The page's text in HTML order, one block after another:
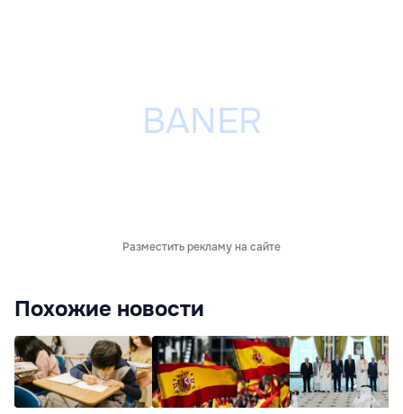
Разместить рекламу на сайте
Похожие новости